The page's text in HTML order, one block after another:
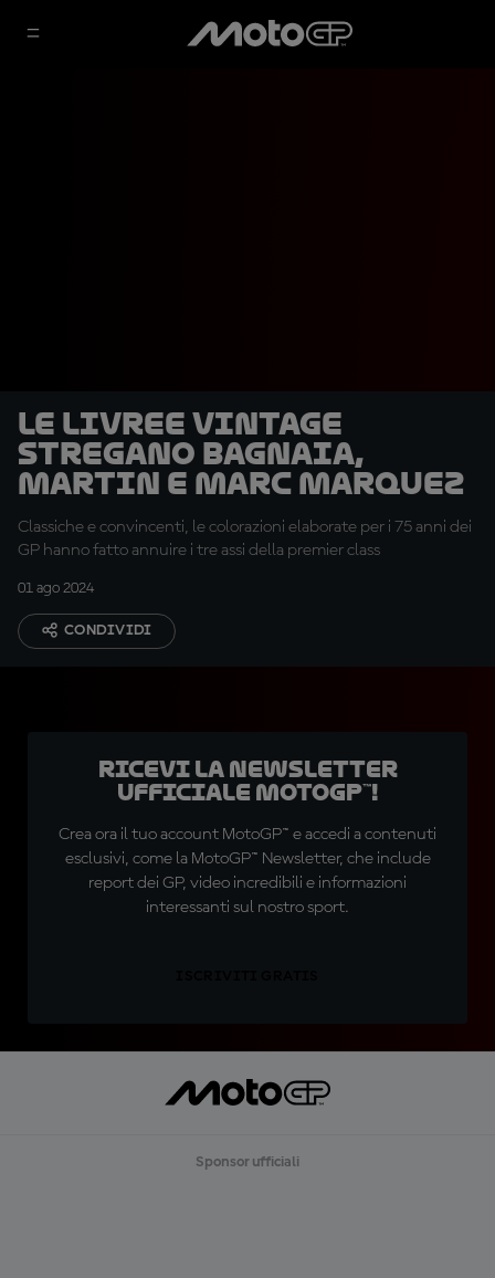
Le livree vintage
stregano Bagnaia,
Martin e Marc Marquez
Classiche e convincenti, le colorazioni elaborate per i 75 anni dei
GP hanno fatto annuire i tre assi della premier class
01 ago 2024
CONDIVIDI
Ricevi la newsletter
ufficiale MotoGP™!
Crea ora il tuo account MotoGP™ e accedi a contenuti
esclusivi, come la MotoGP™ Newsletter, che include
report dei GP, video incredibili e informazioni
interessanti sul nostro sport.
Sponsor ufficiali